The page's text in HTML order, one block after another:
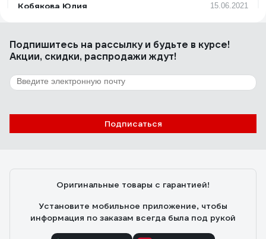
Кобякова Юлия 15.06.2021
Жесткое, 0.7 мм лезвие, нержавейка,
5 отзывов
Отзыв о Гребенка BIHUI из нерж.стали
Андрей 16.12.2024
Подпишитесь на рассылкуи будьте в курсе!
Акции, скидки, распродажи ждут!
Подписаться
Оригинальные товары с гарантией!
Установите мобильное приложение, чтобы
информация по заказам всегда была под рукой